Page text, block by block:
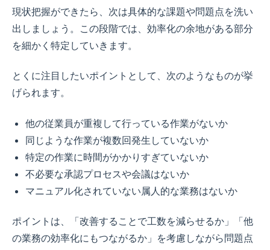
現状把握ができたら、次は具体的な課題や問題点を洗い
出しましょう。この段階では、効率化の余地がある部分
を細かく特定していきます。
とくに注目したいポイントとして、次のようなものが挙
げられます。
他の従業員が重複して行っている作業がないか
同じような作業が複数回発生していないか
特定の作業に時間がかかりすぎていないか
不必要な承認プロセスや会議はないか
マニュアル化されていない属人的な業務はないか
ポイントは、「改善することで工数を減らせるか」「他
の業務の効率化にもつながるか」を考慮しながら問題点